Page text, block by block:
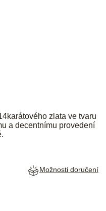
zlata ve tvaru
a decentnímu provedení
Možnosti doručení